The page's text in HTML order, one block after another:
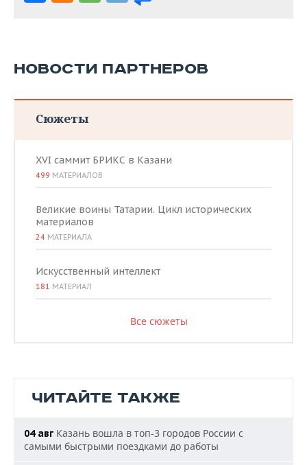
НОВОСТИ ПАРТНЕРОВ
Сюжеты
XVI саммит БРИКС в Казани
499 МАТЕРИАЛОВ
Великие воины Татарии. Цикл исторических
материалов
24 МАТЕРИАЛА
Искусственный интеллект
181 МАТЕРИАЛ
Все сюжеты
ЧИТАЙТЕ ТАКЖЕ
04 авг Казань вошла в топ-3 городов России с
самыми быстрыми поездками до работы